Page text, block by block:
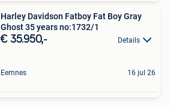
Harley Davidson Fatboy Fat Boy Gray
Ghost 35 years no:1732/1
€ 35.950,- Details
Eemnes 16 jul 26